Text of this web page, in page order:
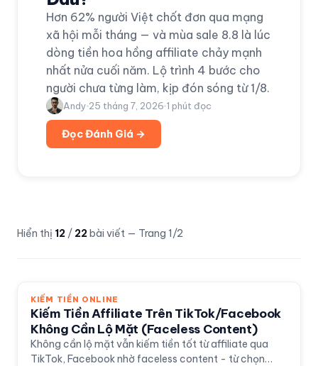
Hơn 62% người Việt chốt đơn qua mạng
xã hội mỗi tháng — và mùa sale 8.8 là lúc
dòng tiền hoa hồng affiliate chảy mạnh
nhất nửa cuối năm. Lộ trình 4 bước cho
người chưa từng làm, kịp đón sóng từ 1/8.
Andy 25 tháng 7, 2026 1 phút đọc
Đọc Đánh Giá →
Hiển thị 12 / 22bài viết — Trang 1/2
KIẾM TIỀN ONLINE
Kiếm Tiền Affiliate Trên TikTok/Facebook
Không Cần Lộ Mặt (Faceless Content)
Không cần lộ mặt vẫn kiếm tiền tốt từ affiliate qua
TikTok, Facebook nhờ faceless content - từ chọn